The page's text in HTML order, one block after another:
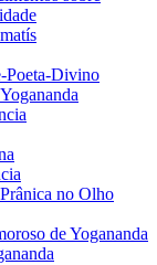
Poeta-Divino
no Olho
de Yogananda